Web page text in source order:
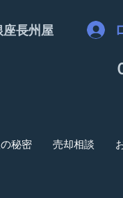
長州屋
秘密 売却相談